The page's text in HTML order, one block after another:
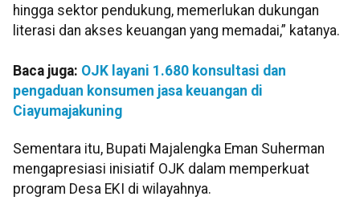
hingga sektor pendukung, memerlukan dukungan
literasi dan akses keuangan yang memadai,” katanya.
Baca juga: OJK layani 1.680 konsultasi dan
pengaduan konsumen jasa keuangan di
Ciayumajakuning
Sementara itu, Bupati Majalengka Eman Suherman
mengapresiasi inisiatif OJK dalam memperkuat
program Desa EKI di wilayahnya.